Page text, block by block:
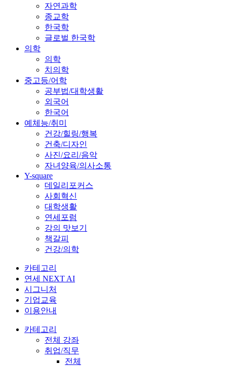
자연과학
종교학
한국학
글로벌 한국학
의학
의학
치의학
중고등/어학
공부법/대학생활
외국어
한국어
예체능/취미
건강/힐링/행복
건축/디자인
사진/요리/음악
자녀양육/의사소통
Y-square
데일리포커스
사회혁신
대학생활
연세포럼
강의 맛보기
책갈피
건강/의학
카테고리
연세 NEXT AI
시그니처
기업교육
이용안내
카테고리
전체 강좌
취업/직무
전체